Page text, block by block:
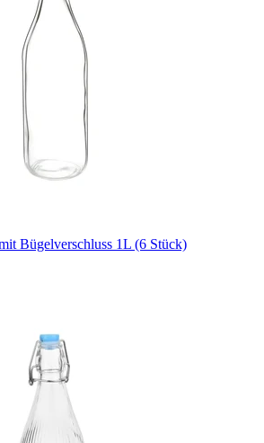
Bügelverschluss 1L (6 Stück)